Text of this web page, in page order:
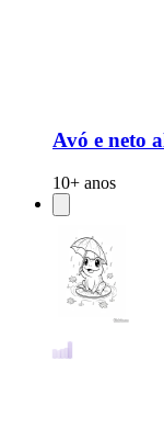
Avó e neto
10+ anos